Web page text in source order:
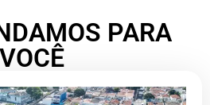
PARA
VOCÊ